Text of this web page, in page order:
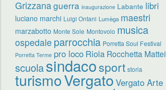
Grizzanaguerra inaugurazione Labante libri
luciano marchi Luigi Ontani Lumèga maestri
marzabotto Monte Sole Montovolo musica
ospedale parrocchia Porretta Soul Festival
Porretta Terme pro loco Riola Rocchetta Mattei
scuolasindacosport storia
turismoVergato Vergato Arte